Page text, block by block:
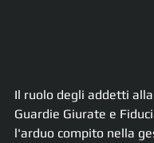
Il ruolo degli addetti
Guardie Giurate e
l'arduo compito nella